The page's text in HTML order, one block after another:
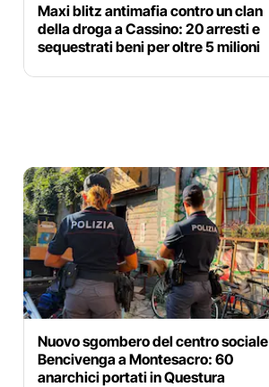
Maxi blitz antimafia contro un clan
della droga a Cassino: 20 arresti e
sequestrati beni per oltre 5 milioni
Nuovo sgombero del centro sociale
Bencivenga a Montesacro: 60
anarchici portati in Questura